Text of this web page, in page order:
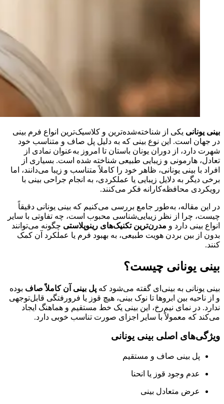
بینی یونانی یکی از شناخته‌شده‌ترین و کلاسیک‌ترین انواع فرم بینی
در جهان است. این نوع بینی که به دلیل پل صاف و متناسب خود
شهرت دارد، از دوران یونان باستان تا امروز به‌عنوان نمادی از
تعادل، هارمونی و زیبایی طبیعی شناخته شده است. بسیاری از
افراد با بینی یونانی، ظاهر خود را کاملاً متناسب و زیبا می‌دانند، اما
برخی دیگر به دلایل زیبایی یا عملکردی، به انجام جراحی بینی با
رویکردی محافظه‌کارانه فکر می‌کنند.
در این مقاله، به‌طور جامع بررسی می‌کنیم که بینی یونانی دقیقاً
چیست، چرا از نظر زیبایی‌شناسی محبوب است، چه تفاوتی با سایر
انواع بینی دارد و مدرن‌ترین تکنیک‌های رینوپلاستی چگونه می‌توانند
بدون از بین بردن هویت طبیعی، به بهبود فرم یا عملکرد آن کمک
کنند.
بینی یونانی چیست؟
بینی یونانی به بینی‌ای گفته می‌شود که پل بینی آن کاملاً صاف بوده
و از ناحیه بین ابروها تا نوک بینی، هیچ قوز یا فرورفتگی قابل‌توجهی
ندارد. در نمای نیم‌رخ، این بینی یک خط مستقیم و هماهنگ ایجاد
می‌کند که معمولاً با سایر اجزای صورت تناسب خوبی دارد.
ویژگی‌های اصلی بینی یونانی
پل بینی صاف و مستقیم
عدم وجود قوز یا انحنا
عرض متعادل بینی